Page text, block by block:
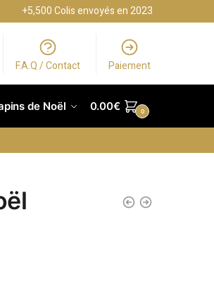
+5,500 Colis envoyés en 2023
F.A.Q / Contact Paiement
de Noël 0.00€ 0